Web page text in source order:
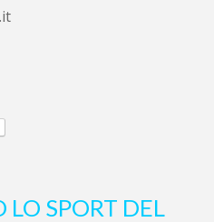
SPORT DEL